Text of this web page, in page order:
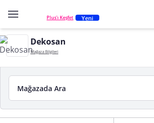
Plus'ı Keşfet Yeni
Dekosan
Mağaza Bilgileri